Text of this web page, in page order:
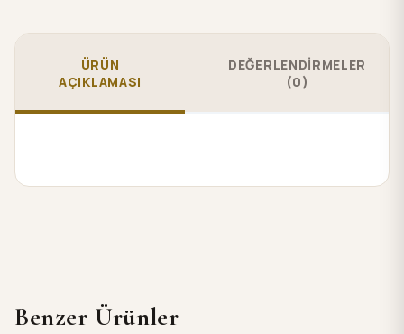
ÜRÜN
AÇIKLAMASI
DEĞERLENDİRMELER
(0)
Benzer Ürünler